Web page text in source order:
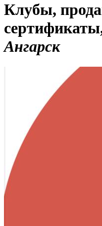
Клубы,
Ангарск